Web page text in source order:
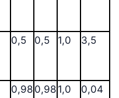
0,5 0,5 1,0 3,5
0,98 0,98 1,0 0,04